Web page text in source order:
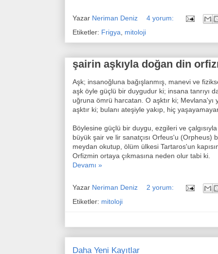
Yazar Neriman Deniz
4 yorum:
Etiketler: Frigya mitoloji
şairin aşkıyla doğan din
Aşk; insanoğluna bağışlanmış, manevi ve
aşk öyle güçlü bir duygudur ki; insana tanrıyı
uğruna ömrü harcatan. O aşktır ki;
aşktır ki; bulanı ateşiyle yakıp, hiç
Böylesine güçlü bir duygu, ezgileri ve
büyük şair ve lir sanatçısı Orfeus'u
meydan okutup, ölüm ülkesi Tartaros'un
Orfizmin ortaya çıkmasına neden olur tabi ki.
Devamı »
Yazar Neriman Deniz
2 yorum:
Etiketler: mitoloji
Daha Yeni Kayıtlar